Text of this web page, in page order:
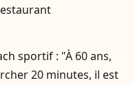
sportif : "À 60 ans,
20 minutes, il est